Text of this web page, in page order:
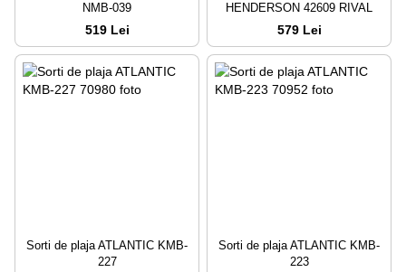
NMB-039
519 Lei
HENDERSON 42609 RIVAL
579 Lei
Sorti de plaja ATLANTIC KMB-
227
Sorti de plaja ATLANTIC KMB-
223